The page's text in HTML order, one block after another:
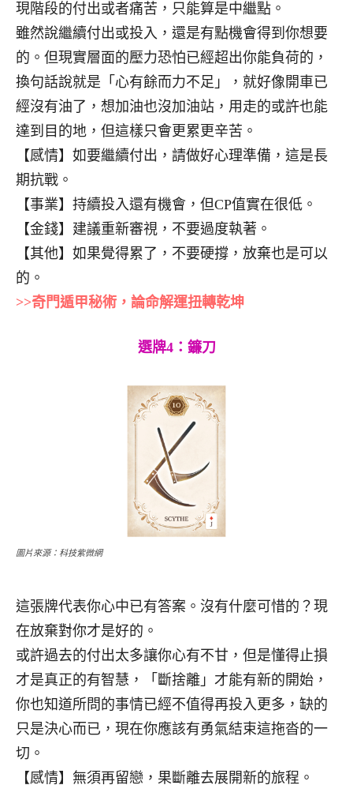
現階段的付出或者痛苦，只能算是中繼點。
雖然說繼續付出或投入，還是有點機會得到你想要
的。但現實層面的壓力恐怕已經超出你能負荷的，
換句話說就是「心有餘而力不足」，就好像開車已
經沒有油了，想加油也沒加油站，用走的或許也能
達到目的地，但這樣只會更累更辛苦。
【感情】如要繼續付出，請做好心理準備，這是長
期抗戰。
【事業】持續投入還有機會，但CP值實在很低。
【金錢】建議重新審視，不要過度執著。
【其他】如果覺得累了，不要硬撐，放棄也是可以
的。
>>奇門遁甲秘術，論命解運扭轉乾坤
選牌4：鐮刀
圖片來源：科技紫微網
這張牌代表你心中已有答案。沒有什麼可惜的？現
在放棄對你才是好的。
或許過去的付出太多讓你心有不甘，但是懂得止損
才是真正的有智慧，「斷捨離」才能有新的開始，
你也知道所問的事情已經不值得再投入更多，缺的
只是決心而已，現在你應該有勇氣結束這拖沓的一
切。
【感情】無須再留戀，果斷離去展開新的旅程。